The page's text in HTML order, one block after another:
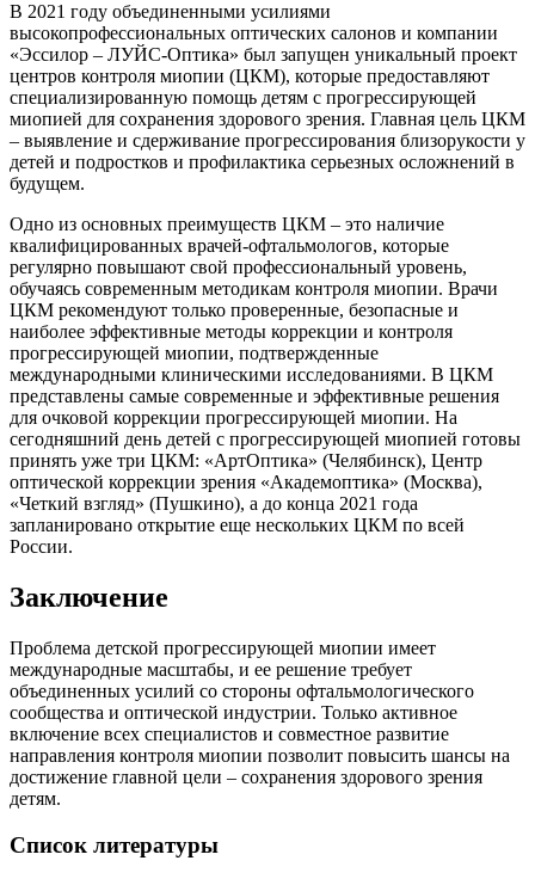
В 2021 году объединенными усилиями
высокопрофессиональных оптических салонов и компании
«Эссилор – ЛУЙС-Оптика» был запущен уникальный проект
центров кон­троля миопии (ЦКМ), которые предоставляют
специализированную помощь детям с прогрессирующей
миопией для сохранения здорового зрения. Главная цель ЦКМ
– выявление и сдерживание прогрессирования близорукости у
детей и подростков и профилактика серьезных осложнений в
будущем.
Одно из основных преимуществ ЦКМ – это наличие
квалифицированных врачей-офтальмологов, которые
регулярно повышают свой профессиональный уровень,
обучаясь современным методикам контроля миопии. Врачи
ЦКМ рекомендуют только проверенные, безопасные и
наиболее эффективные методы коррекции и контроля
прогрессирующей миопии, подтвержденные
международными клиническими исследованиями. В ЦКМ
представлены самые современные и эффективные решения
для очковой коррекции прогрессирующей миопии. На
сегодняшний день детей с прогрессирующей миопией готовы
принять уже три ЦКМ: «АртОптика» (Челябинск), Центр
оптической коррекции зрения «Академоптика» (Москва),
«Четкий взгляд» (Пушкино), а до конца 2021 года
запланировано открытие еще нескольких ЦКМ по всей
России.
Заключение
Проблема детской прогрессирующей миопии имеет
международные масштабы, и ее решение требует
объединенных усилий со стороны офтальмологического
сообщества и оптической индустрии. Только активное
включение всех специалистов и совместное развитие
направления контроля миопии позволит повысить шансы на
достижение главной цели – сохранения здорового зрения
детям.
Список литературы